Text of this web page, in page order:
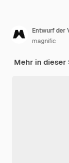
Entwurf der
magnific
Mehr in dieser